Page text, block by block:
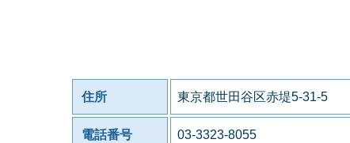
住所 東京都世田谷区赤堤5-31-5
電話番号 03-3323-8055